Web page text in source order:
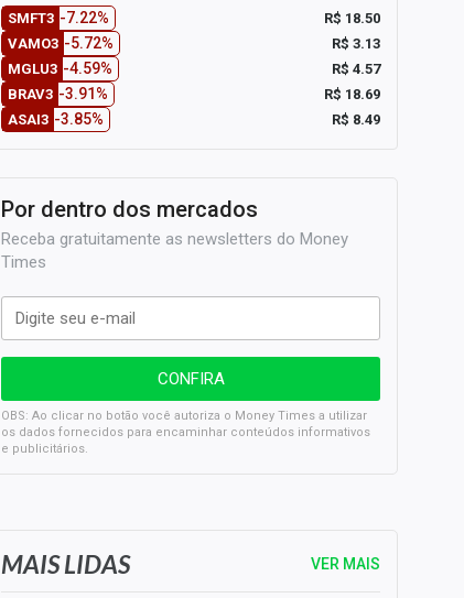
SMFT3 -7.22%
R$ 18.50
VAMO3 -5.72%
R$ 3.13
MGLU3 -4.59%
R$ 4.57
BRAV3 -3.91%
R$ 18.69
ASAI3 -3.85% R$ 8.49
Por dentro dos mercados
Receba gratuitamente as newsletters do Money
Times
OBS: Ao clicar no botão você autoriza o Money Times a utilizar
os dados fornecidos para encaminhar conteúdos informativos
e publicitários.
SELIC em 14%: A repercussão da decisão sobre os JUROS
MAIS LIDAS VER MAIS